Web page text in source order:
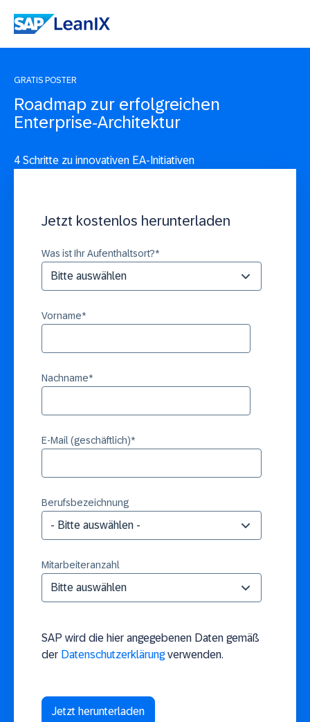
GRATIS POSTER
Roadmap zur erfolgreichen
Enterprise-Architektur
4 Schritte zu innovativen EA-Initiativen
Jetzt kostenlos herunterladen
Was ist Ihr Aufenthaltsort?*
Vorname*
Nachname*
E-Mail (geschäftlich)*
Berufsbezeichnung
Mitarbeiteranzahl
SAP wird die hier angegebenen Daten gemäß
der Datenschutzerklärungverwenden.